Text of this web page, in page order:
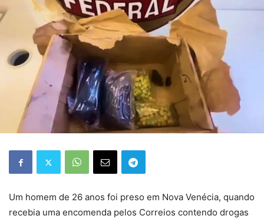
Um homem de 26 anos foi preso em Nova Venécia, quando
recebia uma encomenda pelos Correios contendo drogas